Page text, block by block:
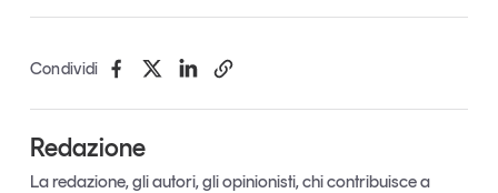
Condividi
Redazione
La redazione, gli autori, gli opinionisti, chi contribuisce a